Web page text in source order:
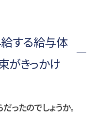
する給与体
がきっかけ
ったのでしょうか。